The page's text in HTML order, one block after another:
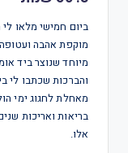
ביום חמישי מלאו לי
מוקפת אהבה
מיוחד שנוצר ביד
והברכות שכתבו לי
מאחלת לחגוג ימי
בריאות ואריכות
אלו.